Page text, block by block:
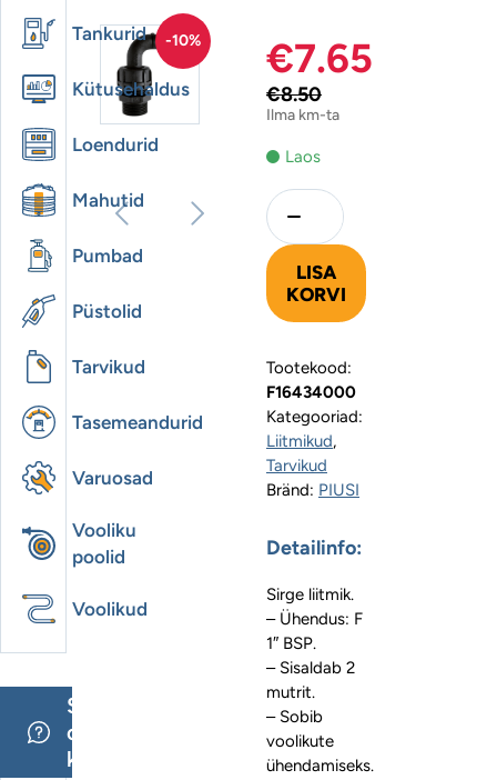
-10%
€8.50
Algne
hind
oli:
€8.50€10.54.
€7.65
Praegune
hind
on:
€7.65€9.49.
Ilma km-ta
Laos
Quantity
LISA
KORVI
Tootekood:
F16434000
Kategooriad:
Liitmikud,
Tarvikud
Bränd: PIUSI
Detailinfo:
Sirge liitmik.
– Ühendus: F
1″ BSP.
– Sisaldab 2
mutrit.
– Sobib
voolikute
ühendamiseks.
Tankurid
Kütusehaldus
Loendurid
Mahutid
Pumbad
Püstolid
Tarvikud
Tasemeandurid
Varuosad
Vooliku
poolid
Voolikud
Sul
on
küsimus?